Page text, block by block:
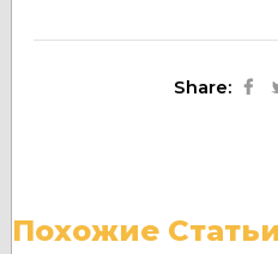
Share:
Похожие Статьи